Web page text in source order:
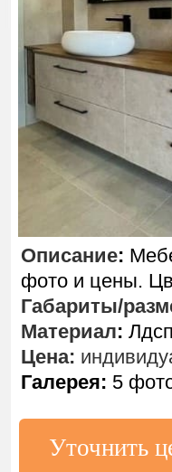
Уточнить
Описание:
фото и цены.
Габариты/
Материал:
Цена:
Галерея: 5